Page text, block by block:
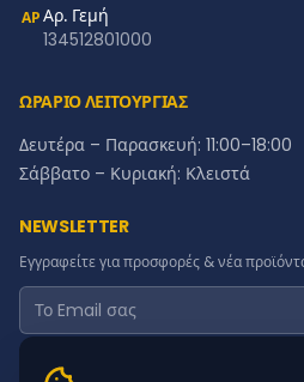
ΑΡΑρ. Γεμή
134512801000
ΩΡΑΡΙΟ ΛΕΙΤΟΥΡΓΙΑΣ
Δευτέρα – Παρασκευή: 11:00–18:00
Σάββατο – Κυριακή: Κλειστά
NEWSLETTER
Εγγραφείτε για προσφορές & νέα